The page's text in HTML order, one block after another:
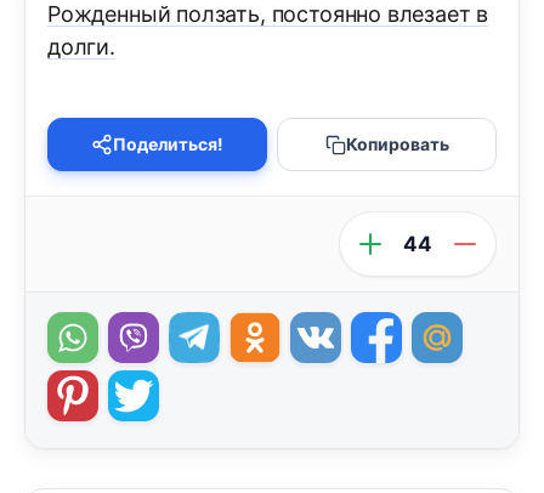
Рожденный ползать, постоянно влезает в
долги.
Поделиться! Копировать
44